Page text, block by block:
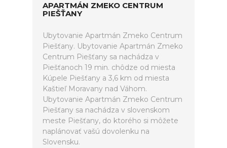
APARTMÁN ZMEKO CENTRUM
PIEŠŤANY
Ubytovanie Apartmán Zmeko Centrum
Piešťany. Ubytovanie Apartmán Zmeko
Centrum Piešťany sa nachádza v
Piešťanoch 19 min. chôdze od miesta
Kúpele Piešťany a 3,6 km od miesta
Kaštieľ Moravany nad Váhom.
Ubytovanie Apartmán Zmeko Centrum
Piešťany sa nachádza v slovenskom
meste Piešťany, do ktorého si môžete
naplánovať vašú dovolenku na
Slovensku.